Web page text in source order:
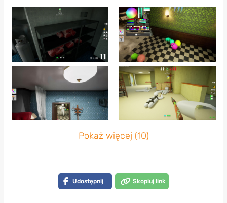
Pokaż więcej (10)
Udostępnij Skopiuj link